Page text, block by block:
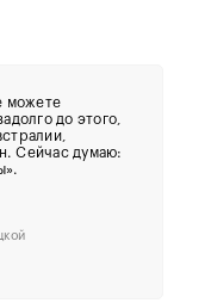
можете
до этого,
Сейчас думаю: